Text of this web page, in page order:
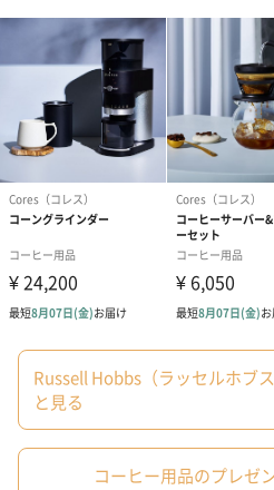
ゴールド（390円） ピンク（
商品の形質上、短冊型の熨斗紙で対
す。
セット商品をご購入時に短冊のしオ
Russell Hobbs（ラッセルホブ
と見る
コーヒー用品のプレゼ